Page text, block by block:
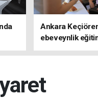
Ankara
ebeveynlik